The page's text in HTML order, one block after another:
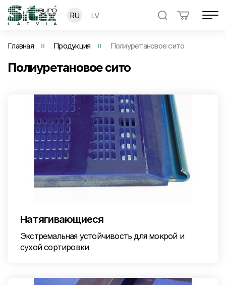
RU LV
Главная Продукция Полиуретановое сито
Полиуретановое сито
Натягивающиеся
Экстремальная устойчивость для мокрой и
сухой сортировки